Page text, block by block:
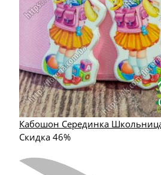
Кабошон Серединка
Скидка 46%